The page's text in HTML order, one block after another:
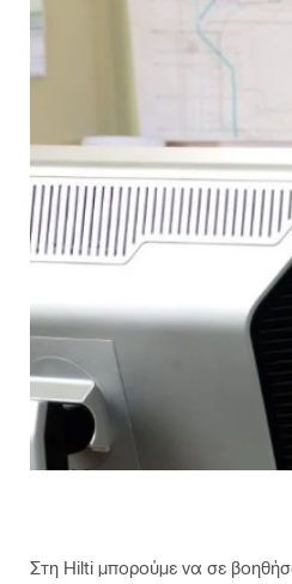
Στη Hilti μπορούμε να σε